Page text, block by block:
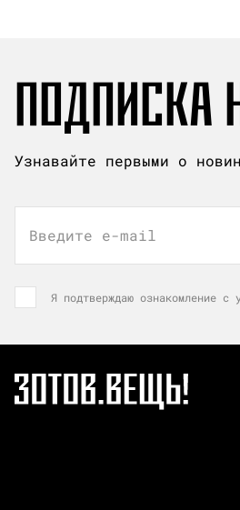
ПОДПИСКА
Узнавайте первыми о
Введите e-mail
Я подтверждаю ознакомление с